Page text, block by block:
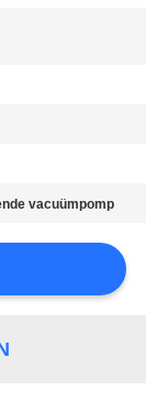
vacuümpomp